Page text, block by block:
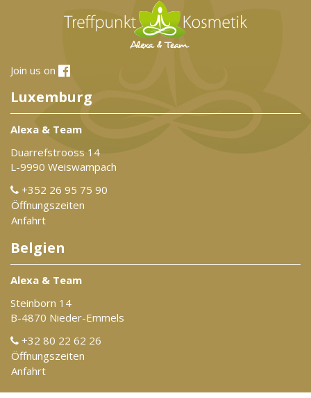
Join us on
Luxemburg
Alexa & Team
Duarrefstrooss 14
L-9990 Weiswampach
+352 26 95 75 90
Öffnungszeiten
Anfahrt
Belgien
Alexa & Team
Steinborn 14
B-4870 Nieder-Emmels
+32 80 22 62 26
Öffnungszeiten
Anfahrt